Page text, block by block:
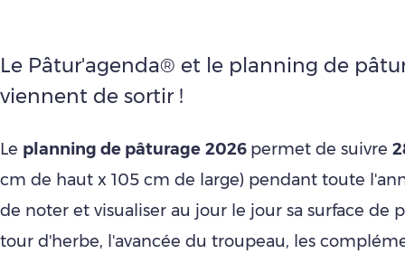
Le Pâtur'agenda® et le planning de
viennent de sortir !
Le planning de pâturage 2026 permet de suivre
cm de haut x 105 cm de large) pendant toute
de noter et visualiser au jour le jour sa surface de
tour d'herbe, l'avancée du troupeau, les